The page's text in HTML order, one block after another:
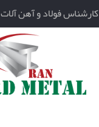
کارشناس فولاد و آهن آلات